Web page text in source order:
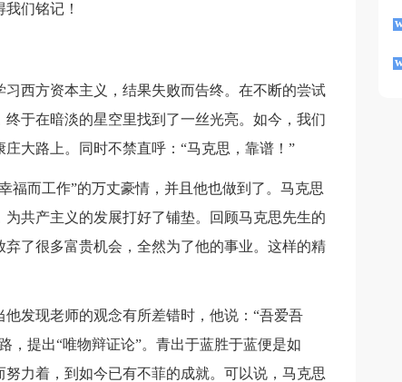
们铭记！
西方资本主义，结果失败而告终。在不断的尝试
于在暗淡的星空里找到了一丝光亮。如今，我们
大路上。同时不禁直呼：“马克思，靠谱！”
福而工作”的万丈豪情，并且他也做到了。马克思
共产主义的发展打好了铺垫。回顾马克思先生的
了很多富贵机会，全然为了他的事业。这样的精
发现老师的观念有所差错时，他说：“吾爱吾
，提出“唯物辩证论”。青出于蓝胜于蓝便是如
力着，到如今已有不菲的成就。可以说，马克思